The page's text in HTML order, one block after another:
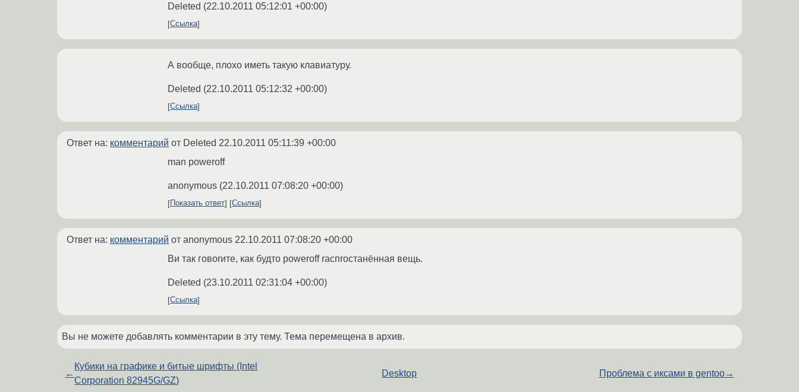
Deleted (22.10.2011 05:12:01 +00:00)
Ссылка
А вообще, плохо иметь такую клавиатуру.
Deleted (22.10.2011 05:12:32 +00:00)
Ссылка
Ответ на: комментарий от Deleted 22.10.2011 05:11:39 +00:00
man poweroff
anonymous (22.10.2011 07:08:20 +00:00)
Показать ответ Ссылка
Ответ на: комментарий от anonymous 22.10.2011 07:08:20 +00:00
Ви так говоrите, как будто poweroff rаспrостанённая вещь.
Deleted (23.10.2011 02:31:04 +00:00)
Ссылка
Вы не можете добавлять комментарии в эту тему. Тема перемещена в архив.
←
Кубики на графике и битые шрифты (Intel
Corporation 82945G/GZ)
Desktop Проблема с иксами в gentoo→